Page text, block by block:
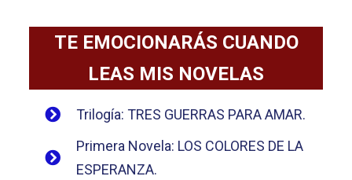
TE EMOCIONARÁS CUANDO
LEAS MIS NOVELAS
Trilogía: TRES GUERRAS PARA AMAR.
Primera Novela: LOS COLORES DE LA
ESPERANZA.